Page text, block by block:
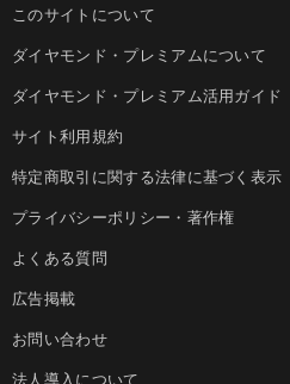
このサイトについて
ダイヤモンド・プレミアムについて
ダイヤモンド・プレミアム活用ガイド
サイト利用規約
特定商取引に関する法律に基づく表示
プライバシーポリシー・著作権
よくある質問
広告掲載
お問い合わせ
法人導入について